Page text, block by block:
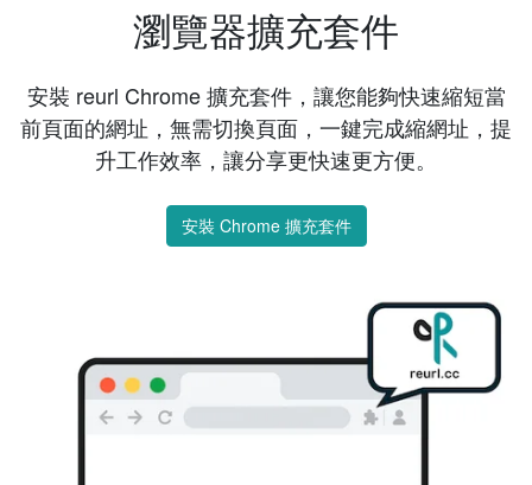
瀏覽器擴充套件
安裝 reurl Chrome 擴充套件，讓您能夠快速縮短當
前頁面的網址，無需切換頁面，一鍵完成縮網址，提
升工作效率，讓分享更快速更方便。
安裝 Chrome 擴充套件